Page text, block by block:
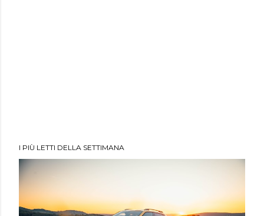
I PIÙ LETTI DELLA SETTIMANA